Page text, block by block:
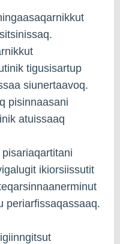
tigusisartup
siunertaavoq.
pisinnaasani
atuissaaq
ikiorsiissutit
periarfissaqassaaq.